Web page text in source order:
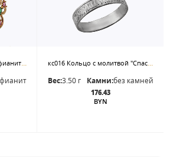
ск064 Золотые серьги с фианитами
фианит
кс016 Кольцо с молитвой "Спаси и сохрани"
Вес:3.50 г Камни:без камней
176.43
BYN